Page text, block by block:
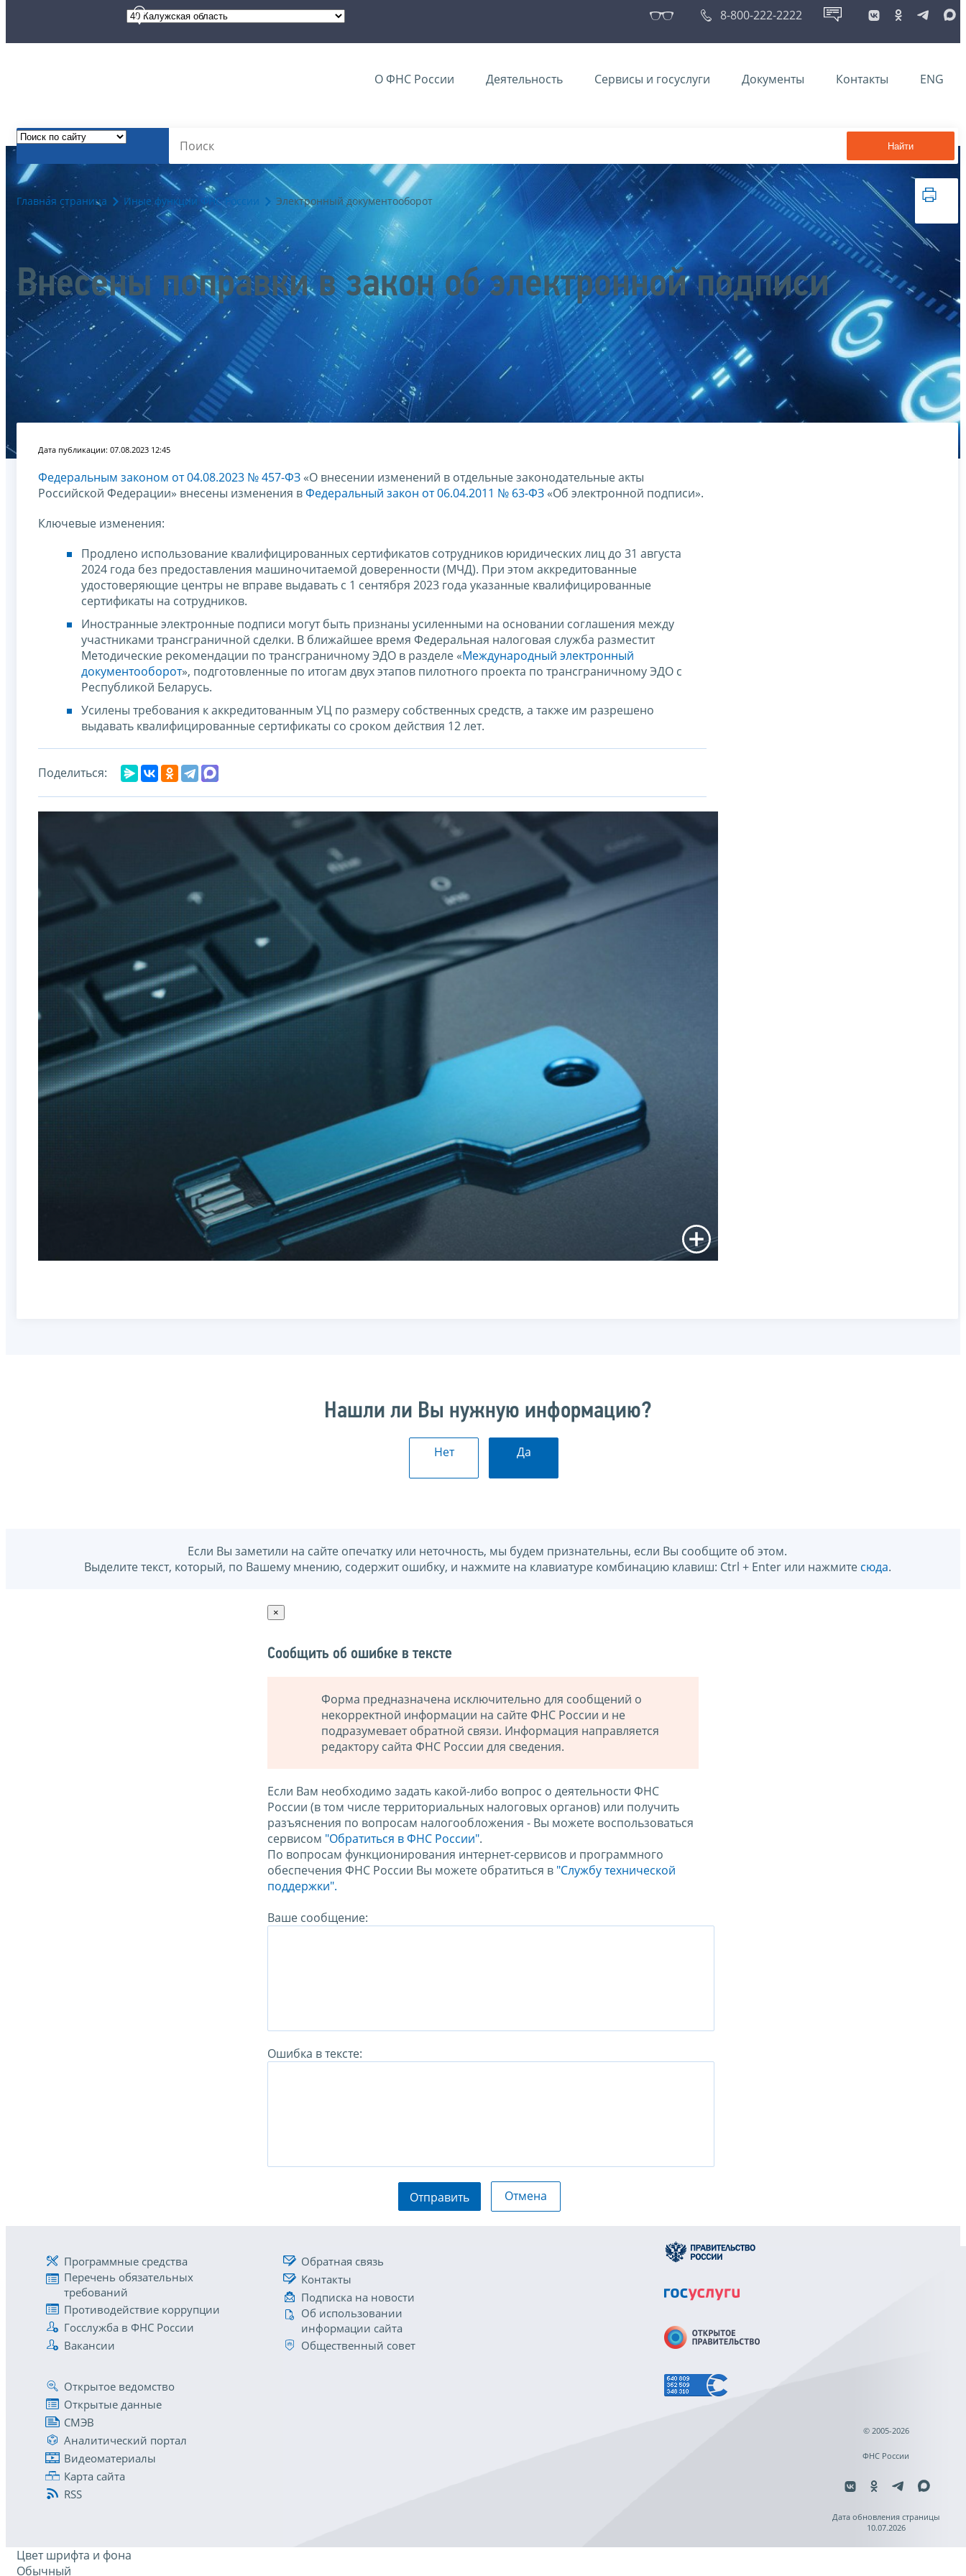
8-800-222-2222
О ФНС России Деятельность Сервисы и госуслуги Документы Контакты ENG
Найти
Главная страница Иные функции ФНС России Электронный документооборот
Внесены поправки в закон об электронной подписи
Дата публикации: 07.08.2023 12:45
Федеральным законом от 04.08.2023 № 457-ФЗ «О внесении изменений в отдельные законодательные акты
Российской Федерации» внесены изменения вФедеральный закон от 06.04.2011 № 63-ФЗ «Об электронной подписи».
Ключевые изменения:
Продлено использование квалифицированных сертификатов сотрудников юридических лиц до 31 августа
2024 года без предоставления машиночитаемой доверенности (МЧД). При этом аккредитованные
удостоверяющие центры не вправе выдавать с 1 сентября 2023 года указанные квалифицированные
сертификаты на сотрудников.
Иностранные электронные подписи могут быть признаны усиленными на основании соглашения между
участниками трансграничной сделки. В ближайшее время Федеральная налоговая служба разместит
Методические рекомендации по трансграничному ЭДО в разделе «Международный электронный
документооборот», подготовленные по итогам двух этапов пилотного проекта по трансграничному ЭДО с
Республикой Беларусь.
Усилены требования к аккредитованным УЦ по размеру собственных средств, а также им разрешено
выдавать квалифицированные сертификаты со сроком действия 12 лет.
Поделиться:
Нашли ли Вы нужную информацию?
Нет Да
Если Вы заметили на сайте опечатку или неточность, мы будем признательны, если Вы сообщите об этом.
Выделите текст, который, по Вашему мнению, содержит ошибку, и нажмите на клавиатуре комбинацию клавиш: Ctrl + Enter или нажмите сюда.
×
Сообщить об ошибке в тексте
Форма предназначена исключительно для сообщений о
некорректной информации на сайте ФНС России и не
подразумевает обратной связи. Информация направляется
редактору сайта ФНС России для сведения.
Если Вам необходимо задать какой-либо вопрос о деятельности ФНС
России (в том числе территориальных налоговых органов) или получить
разъяснения по вопросам налогообложения - Вы можете воспользоваться
сервисом "Обратиться в ФНС России".
По вопросам функционирования интернет-сервисов и программного
обеспечения ФНС России Вы можете обратиться в "Службу технической
поддержки".
Ваше сообщение:
Ошибка в тексте:
Отправить Отмена
Программные средства
Перечень обязательных
требований
Противодействие коррупции
Госслужба в ФНС России
Вакансии
Обратная связь
Контакты
Подписка на новости
Об использовании
информации сайта
Общественный совет
Открытое ведомство
Открытые данные
СМЭВ
Аналитический портал
Видеоматериалы
Карта сайта
RSS
© 2005-2026
ФНС России
Дата обновления страницы
10.07.2026
Цвет шрифта и фона
Обычный